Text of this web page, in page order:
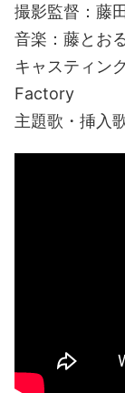
撮影監督：藤
音楽：藤とお
キャスティン
Factory
主題歌・挿入